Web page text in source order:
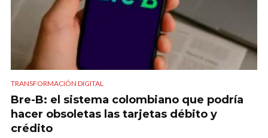
TRANSFORMACIÓN DIGITAL
Bre-B: el sistema colombiano que podría
hacer obsoletas las tarjetas débito y
crédito